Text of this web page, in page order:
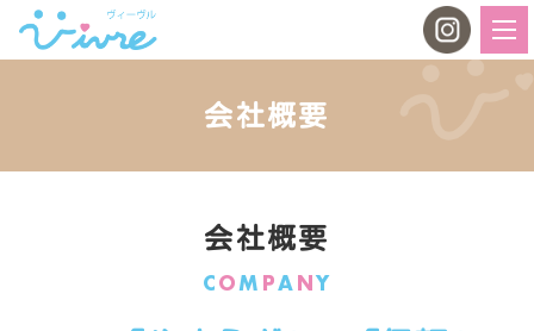
会社概要
会社概要
COM PANY